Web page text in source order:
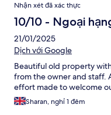
Nhận xét đã xác thực
10/10 - Ngoại
21/01/2025
Dịch với Google
Beautiful old property
from the owner and staff.
effort made to welcome
Sharan, nghỉ 1 đêm